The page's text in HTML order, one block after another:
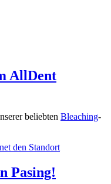
AllDent
beliebten Bleaching-
Pasing!